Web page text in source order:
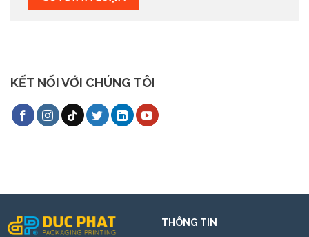
KẾT NỐI VỚI CHÚNG TÔI
THÔNG TIN